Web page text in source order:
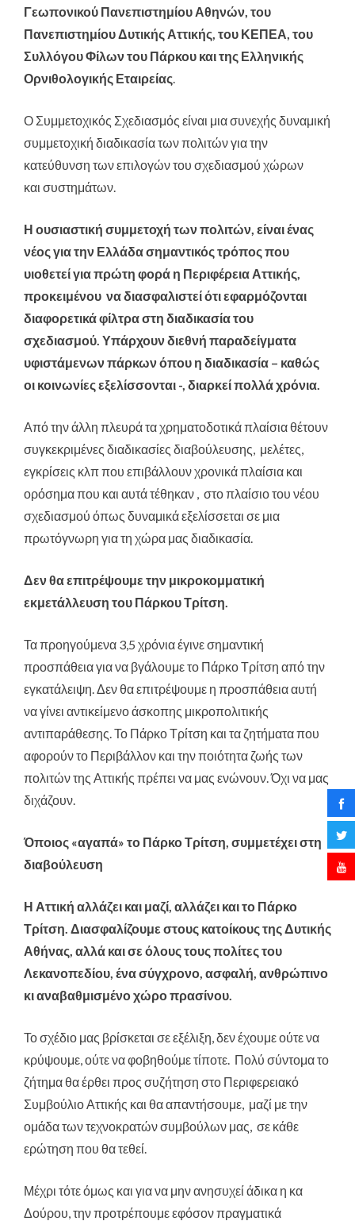
Γεωπονικού Πανεπιστημίου Αθηνών, του
Πανεπιστημίου Δυτικής Αττικής, του ΚΕΠΕΑ, του
Συλλόγου Φίλων του Πάρκου και της Ελληνικής
Ορνιθολογικής Εταιρείας.
Ο Συμμετοχικός Σχεδιασμός είναι μια συνεχής δυναμική
συμμετοχική διαδικασία των πολιτών για την
κατεύθυνση των επιλογών του σχεδιασμού χώρων
και συστημάτων.
Η ουσιαστική συμμετοχή των πολιτών, είναι ένας
νέος για την Ελλάδα σημαντικός τρόπος που
υιοθετεί για πρώτη φορά η Περιφέρεια Αττικής,
προκειμένου να διασφαλιστεί ότι εφαρμόζονται
διαφορετικά φίλτρα στη διαδικασία του
σχεδιασμού. Υπάρχουν διεθνή παραδείγματα
υφιστάμενων πάρκων όπου η διαδικασία – καθώς
οι κοινωνίες εξελίσσονται -, διαρκεί πολλά χρόνια.
Από την άλλη πλευρά τα χρηματοδοτικά πλαίσια θέτουν
συγκεκριμένες διαδικασίες διαβούλευσης, μελέτες,
εγκρίσεις κλπ που επιβάλλουν χρονικά πλαίσια και
ορόσημα που και αυτά τέθηκαν , στο πλαίσιο του νέου
σχεδιασμού όπως δυναμικά εξελίσσεται σε μια
πρωτόγνωρη για τη χώρα μας διαδικασία.
Δεν θα επιτρέψουμε την μικροκομματική
εκμετάλλευση του Πάρκου Τρίτση.
Τα προηγούμενα 3,5 χρόνια έγινε σημαντική
προσπάθεια για να βγάλουμε το Πάρκο Τρίτση από την
εγκατάλειψη. Δεν θα επιτρέψουμε η προσπάθεια αυτή
να γίνει αντικείμενο άσκοπης μικροπολιτικής
αντιπαράθεσης. Το Πάρκο Τρίτση και τα ζητήματα που
αφορούν το Περιβάλλον και την ποιότητα ζωής των
πολιτών της Αττικής πρέπει να μας ενώνουν. Όχι να μας
διχάζουν.
Όποιος «αγαπά» το Πάρκο Τρίτση, συμμετέχει στη
διαβούλευση
Η Αττική αλλάζει και μαζί, αλλάζει και το Πάρκο
Τρίτση. Διασφαλίζουμε στους κατοίκους της Δυτικής
Αθήνας, αλλά και σε όλους τους πολίτες του
Λεκανοπεδίου, ένα σύγχρονο, ασφαλή, ανθρώπινο
κι αναβαθμισμένο χώρο πρασίνου.
Το σχέδιο μας βρίσκεται σε εξέλιξη, δεν έχουμε ούτε να
κρύψουμε, ούτε να φοβηθούμε τίποτε. Πολύ σύντομα το
ζήτημα θα έρθει προς συζήτηση στο Περιφερειακό
Συμβούλιο Αττικής και θα απαντήσουμε, μαζί με την
ομάδα των τεχνοκρατών συμβούλων μας, σε κάθε
ερώτηση που θα τεθεί.
Μέχρι τότε όμως και για να μην ανησυχεί άδικα η κα
Δούρου, την προτρέπουμε εφόσον πραγματικά